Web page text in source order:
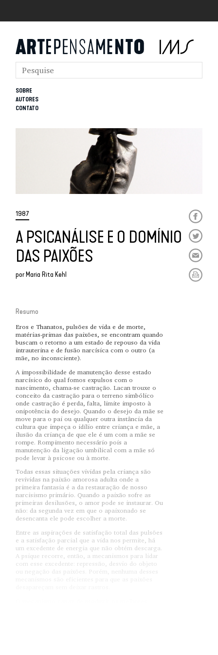
SOBRE
AUTORES
CONTATO
1987
A PSICANÁLISE E O DOMÍNIO
DAS PAIXÕES
porMaria Rita Kehl
Resumo
Eros e Thanatos, pulsões de vida e de morte,
matérias-primas das paixões, se encontram quando
buscam o retorno a um estado de repouso da vida
intrauterina e de fusão narcísica com o outro (a
mãe, no inconsciente).
A impossibilidade de manutenção desse estado
narcísico do qual fomos expulsos com o
nascimento, chama-se castração. Lacan trouxe o
conceito da castração para o terreno simbólico
onde castração é perda, falta, limite imposto à
onipotência do desejo. Quando o desejo da mãe se
move para o pai ou qualquer outra instância da
cultura que impeça o idílio entre criança e mãe, a
ilusão da criança de que ele é um com a mãe se
rompe. Rompimento necessário pois a
manutenção da ligação umbilical com a mãe só
pode levar à psicose ou à morte.
Todas essas situações vividas pela criança são
revividas na paixão amorosa adulta onde a
primeira fantasia é a da restauração de nosso
narcisismo primário. Quando a paixão sofre as
primeiras desilusões, o amor pode se instaurar. Ou
não: da segunda vez em que o apaixonado se
desencanta ele pode escolher a morte.
Entre as aspirações de satisfação total das pulsões
e a satisfação parcial que a vida nos permite, há
um excedente de energia que não obtém descarga.
A psique recorre, então, a mecanismos para lidar
com esse excedente: repressão, desvio do objeto
ou negação das paixões. Porém, nenhuma desses